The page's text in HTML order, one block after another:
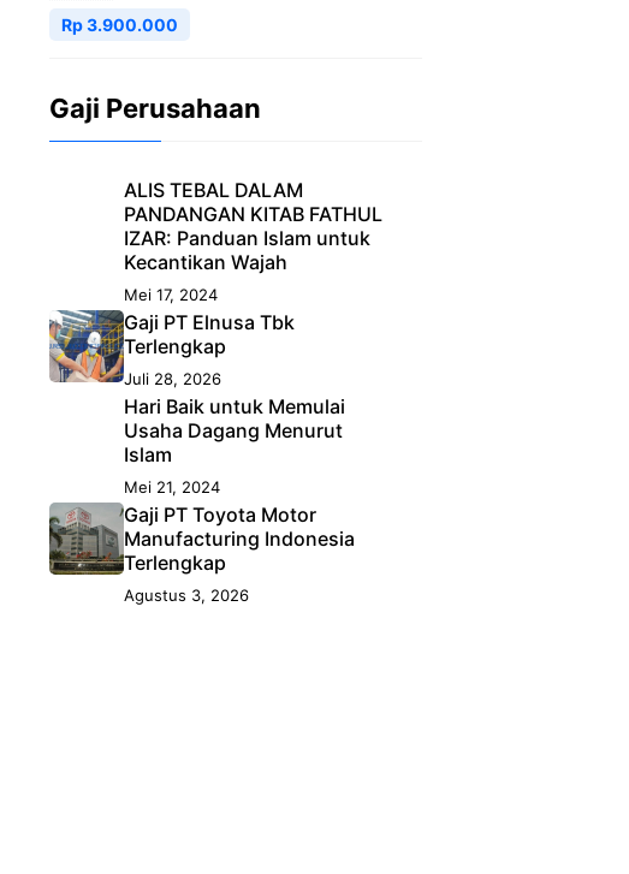
Rp 3.900.000
Gaji Perusahaan
ALIS TEBAL DALAM
PANDANGAN KITAB FATHUL
IZAR: Panduan Islam untuk
Kecantikan Wajah
Mei 17, 2024
Gaji PT Elnusa Tbk
Terlengkap
Juli 28, 2026
Hari Baik untuk Memulai
Usaha Dagang Menurut
Islam
Mei 21, 2024
Gaji PT Toyota Motor
Manufacturing Indonesia
Terlengkap
Agustus 3, 2026